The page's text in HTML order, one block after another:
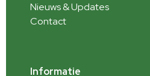
Nieuws & Updates
Contact
Informatie